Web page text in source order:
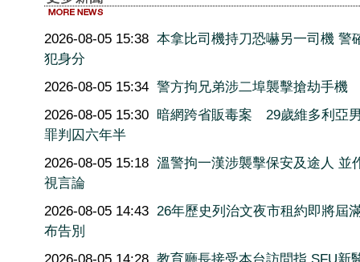
2026-08-05 15:38 本拿比司機持刀恐嚇另一司機 警
犯身分
2026-08-05 15:34 警方拘兄弟涉二埠襲擊搶劫手機
2026-08-05 15:30 暗網跨省販毒案 29歲維多利亞
罪判囚六年半
2026-08-05 15:18 溫警拘一漢涉襲擊保安及途人 並
視言論
2026-08-05 14:43 26年歷史列治文夜市租約即將屆
布告別
2026-08-05 14:28 教育廳長接受本台訪問指 SFU新